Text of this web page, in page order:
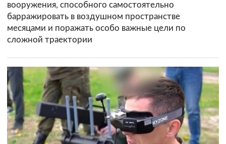
вооружения, способного самостоятельно
барражировать в воздушном пространстве
месяцами и поражать особо важные цели по
сложной траектории